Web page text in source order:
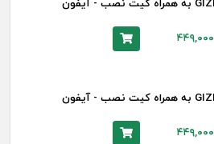
۴۴۹,۰۰۰
محافظ صفحه نمایش GIZMO به همراه کیت نصب - آیفون
۴۴۹,۰۰۰